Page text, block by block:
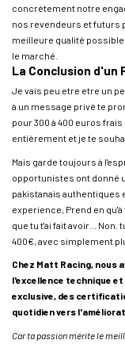
concrètement notre
nos revendeurs et futurs
meilleure qualité
le marché.
La Conclusion d'un
Je vais peu etre etre un
à un message privé te
pour 300 à 400 euros
entièrement et je te
Mais garde toujours à
opportunistes ont donné
pakistanais authentiques
experience, Prend en
que tu t'ai fait avoir... Non.
400€, avec simplement
Chez Matt Racing, nous
l'excellence technique
exclusive, des
quotidien vers
Car ta passion mérite le